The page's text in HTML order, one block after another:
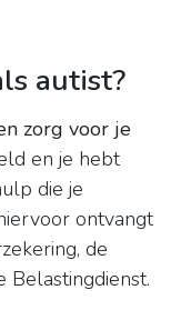
autist?
zorg voor je
en je hebt
die je
ontvangt
de
Belastingdienst.